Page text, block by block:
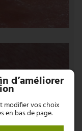
d’améliorer
modifier vos choix
en bas de page.